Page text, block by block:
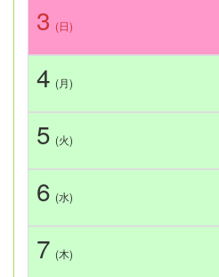
3 (日)
4 (月)
5 (火)
6 (水)
7 (木)